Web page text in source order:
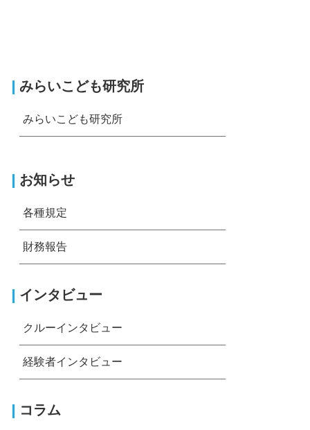
みらいこども研究所
みらいこども研究所
お知らせ
各種規定
財務報告
インタビュー
クルーインタビュー
経験者インタビュー
コラム